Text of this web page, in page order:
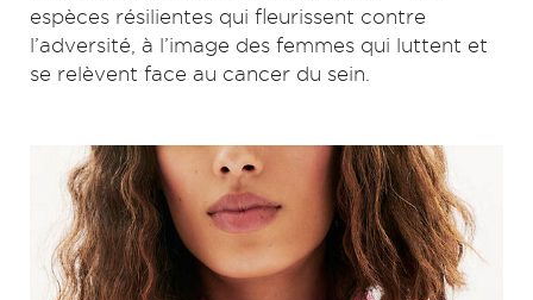
espèces résilientes qui fleurissent contre
l’adversité, à l’image des femmes qui luttent et
se relèvent face au cancer du sein.